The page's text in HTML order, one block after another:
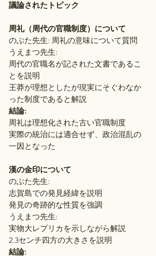
議論されたトピック
周礼（周代の官職制度）について
のぶた先生: 周礼の意味について質問
うえまつ先生:
周代の官職名が記された文書であるこ
とを説明
王莽が理想としたが現実にそぐわなか
った制度であると解説
結論:
周礼は理想化された古い官職制度
実際の統治には適合せず、政治混乱の
一因となった
漢の金印について
のぶた先生:
志賀島での発見経緯を説明
発見の奇跡的な性質を強調
うえまつ先生:
実物大レプリカを示しながら解説
2.3センチ四方の大きさを説明
結論: